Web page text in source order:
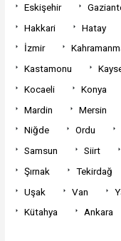
Eskişehir
Hakkari
Hatay
İzmir
Kastamonu
Kocaeli
Konya
Mardin
Mersin
Niğde
Ordu
Samsun
Siirt
Şırnak
Tekirdağ
Uşak
Van
Kütahya
Ankara